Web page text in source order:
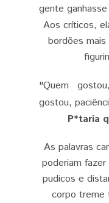
gente
Aos críticos,
bordões
"Quem
gostou,
P*taria
As palavras
poderiam
pudicos e
corpo treme